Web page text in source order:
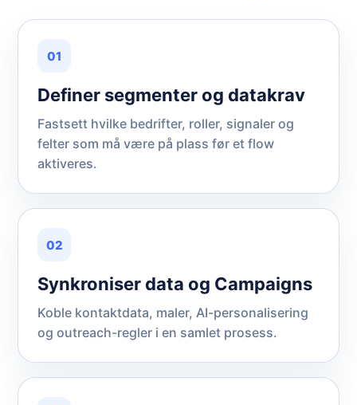
01
Definer segmenter og datakrav
Fastsett hvilke bedrifter, roller, signaler og
felter som må være på plass før et flow
aktiveres.
02
Synkroniser data og Campaigns
Koble kontaktdata, maler, AI-personalisering
og outreach-regler i en samlet prosess.